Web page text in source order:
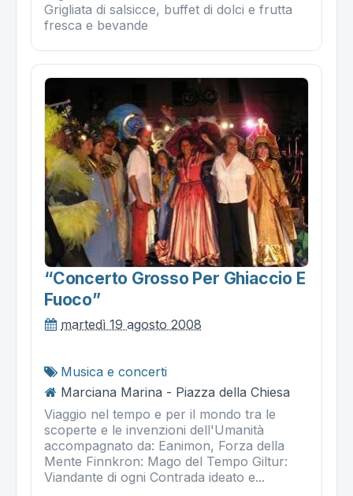
Grigliata di salsicce, buffet di dolci e frutta
fresca e bevande
“concerto Grosso Per Ghiaccio E
Fuoco”
martedì 19 agosto 2008
Musica e concerti
Marciana Marina - Piazza della Chiesa
Viaggio nel tempo e per il mondo tra le
scoperte e le invenzioni dell'Umanità
accompagnato da: Eanimon, Forza della
Mente Finnkron: Mago del Tempo Giltur:
Viandante di ogni Contrada ideato e...